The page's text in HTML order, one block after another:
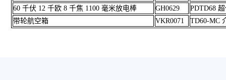
60 千伏 12 千欧 8 千焦 1100 毫米放电棒
GH0629
PDTD68
带轮航空箱
VKR0071 TD60-MC